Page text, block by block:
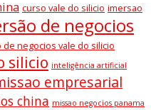
curso vale do silicio imersao
de negocios
de negocios vale do silicio
silicio inteligência artificial
empresarial
china missao negocios panama